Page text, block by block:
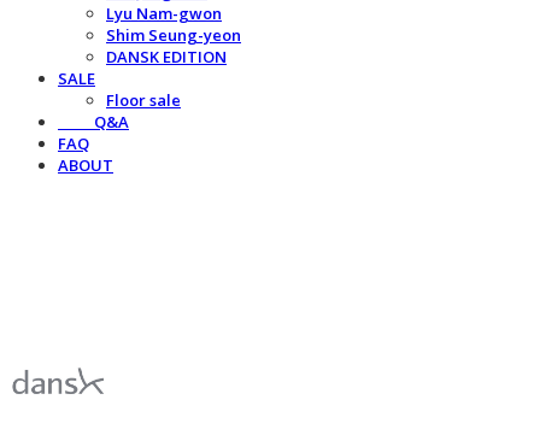
Lyu Nam-gwon
Shim Seung-yeon
DANSK EDITION
SALE
Floor sale
⠀⠀⠀Q&A
FAQ
ABOUT